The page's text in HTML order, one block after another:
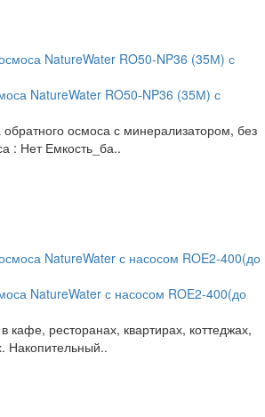
NatureWater RO50-NP36 (35М) с
обратного осмоса с минерализатором, без
: Нет Емкость_ба..
NatureWater с насосом ROE2-400(до
кафе, ресторанах, квартирах, коттеджах,
Накопительный..